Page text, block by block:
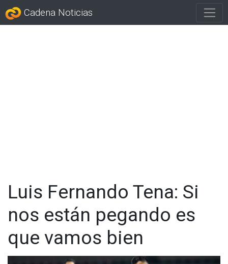
Cadena Noticias
Luis Fernando Tena: Si
nos están pegando es
que vamos bien